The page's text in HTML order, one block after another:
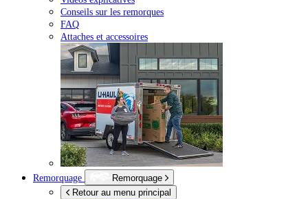
Conseils sur les remorques
FAQ
Attaches et accessoires
Remorquage
Remorquage
Retour au menu principal